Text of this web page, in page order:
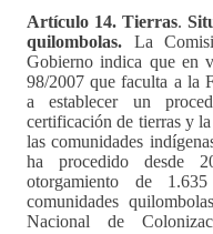
Artículo 14. Tierras.
quilombolas. La
Gobierno indica que en
98/2007 que faculta a la
a establecer un
certificación de tierras y
las comunidades
ha procedido desde
otorgamiento de
comunidades
Nacional de